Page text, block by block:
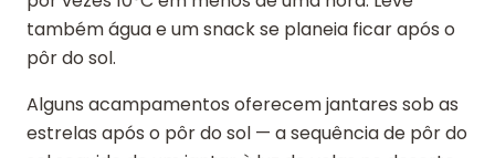
também água e um snack se planeia ficar após o
pôr do sol.
Alguns acampamentos oferecem jantares sob as
estrelas após o pôr do sol — a sequência de pôr do